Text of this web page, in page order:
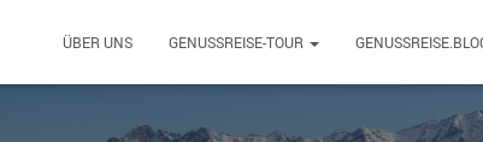
ÜBER UNS GENUSSREISE-TOUR